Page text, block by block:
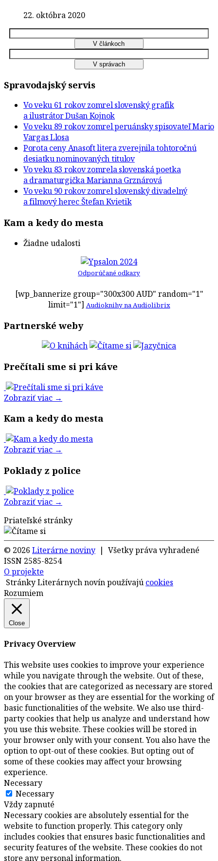
22. októbra 2020
Spravodajský servis
Vo veku 61 rokov zomrel slovenský grafik
a ilustrátor Dušan Kojnok
Vo veku 89 rokov zomrel peruánsky spisovateľ Mario
Vargas Llosa
Porota ceny Anasoft litera zverejnila tohtoročnú
desiatku nominovaných titulov
Vo veku 83 rokov zomrela slovenská poetka
a dramaturgička Marianna Grznárová
Vo veku 90 rokov zomrel slovenský divadelný
a filmový herec Štefan Kvietik
Kam a kedy do mesta
Žiadne udalosti
Odporúčané odkazy
[wp_bannerize group="300x300 AUD" random="1"
limit="1"] Audioknihy na Audiolibrix
Partnerské weby
Prečítali sme si pri káve
Zobraziť viac →
Kam a kedy do mesta
Zobraziť viac →
Poklady z police
Zobraziť viac →
Priateľské stránky
© 2026 Literárne noviny | Všetky práva vyhradené
ISSN 2585-8254
O projekte
Stránky Literárnych novín používajú cookies
Rozumiem
Close
Privacy Overview
This website uses cookies to improve your experience
while you navigate through the website. Out of these,
the cookies that are categorized as necessary are stored
on your browser as they are essential for the working of
basic functionalities of the website. We also use third-
party cookies that help us analyze and understand how
you use this website. These cookies will be stored in
your browser only with your consent. You also have the
option to opt-out of these cookies. But opting out of
some of these cookies may affect your browsing
experience.
Necessary
Necessary
Vždy zapnuté
Necessary cookies are absolutely essential for the
website to function properly. This category only
includes cookies that ensures basic functionalities and
security features of the website. These cookies do not
store any personal information.